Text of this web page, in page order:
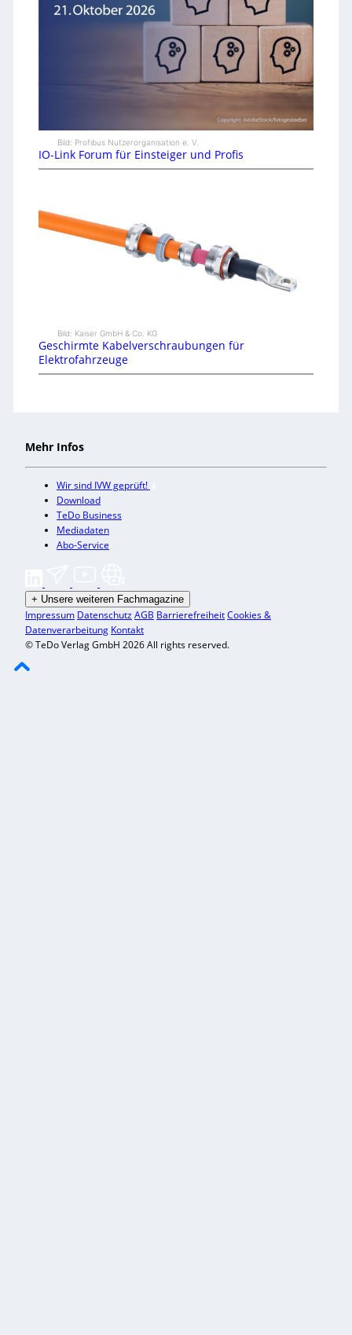
Bild: Profibus Nutzerorganisation e. V.
IO-Link Forum für Einsteiger und Profis
Bild: Kaiser GmbH & Co. KG
Geschirmte Kabelverschraubungen für
Elektrofahrzeuge
Mehr Infos
Wir sind IVW geprüft!
Download
TeDo Business
Mediadaten
Abo-Service
+ Unsere weiteren Fachmagazine
Impressum DatenschutzAGB BarrierefreiheitCookies &
Datenverarbeitung Kontakt
© TeDo Verlag GmbH 2026 All rights reserved.